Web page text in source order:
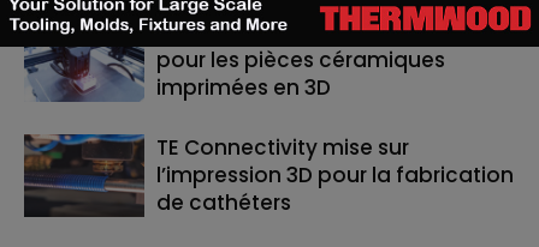
ASTM prépare un cadre normatif
pour les pièces céramiques
imprimées en 3D
TE Connectivity mise sur
l’impression 3D pour la fabrication
de cathéters